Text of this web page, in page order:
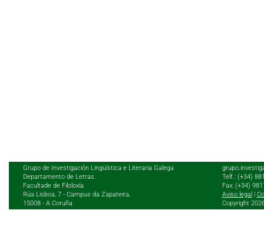
Grupo de Investigación Lingüística e Literaria Galega
Departamento de Letras.
Facultade de Filoloxía
Rúa Lisboa, 7 - Campus da Zapateira,
15008 - A Coruña
Telf.: (+34)
Fax: (+34)
Aviso legal
Copyright